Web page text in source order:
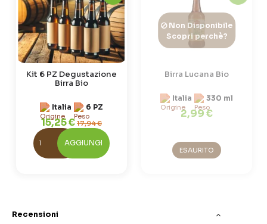
Kit 6 PZ Degustazione
Birra Bio
Italia 6 PZ
15,25 € 17,94 €
AGGIUNGI
Non Disponibile
Scopri perchè?
Birra Lucana Bio
Italia 330 ml
2,99 €
ESAURITO
Recensioni